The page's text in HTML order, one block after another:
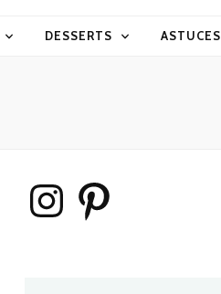
DESSERTS ASTUCES
InstagramPinterest